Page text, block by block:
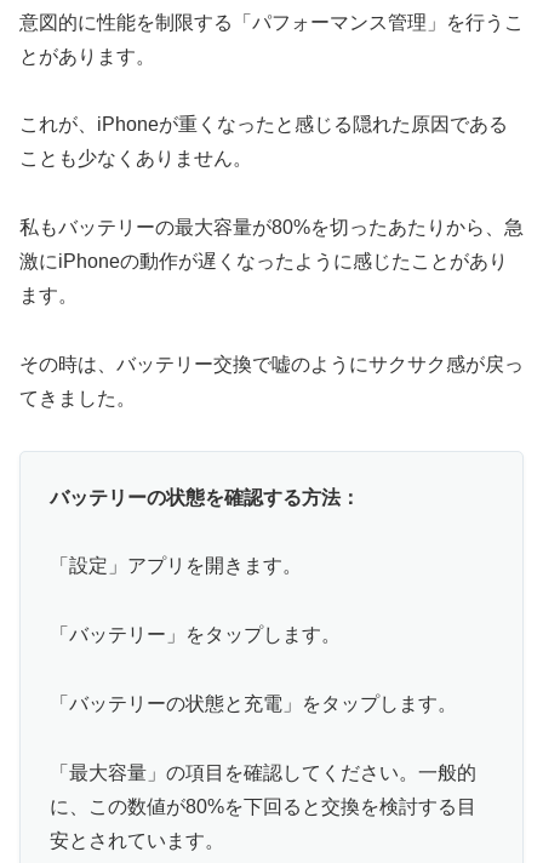
意図的に性能を制限する「パフォーマンス管理」を行うこ
とがあります。
これが、iPhoneが重くなったと感じる隠れた原因である
ことも少なくありません。
私もバッテリーの最大容量が80%を切ったあたりから、急
激にiPhoneの動作が遅くなったように感じたことがあり
ます。
その時は、バッテリー交換で嘘のようにサクサク感が戻っ
てきました。
バッテリーの状態を確認する方法：
「設定」アプリを開きます。
「バッテリー」をタップします。
「バッテリーの状態と充電」をタップします。
「最大容量」の項目を確認してください。一般的
に、この数値が80%を下回ると交換を検討する目
安とされています。